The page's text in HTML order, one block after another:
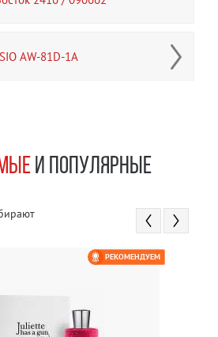
AW-81D-1A
И ПОПУЛЯРНЫЕ
РЕКОМЕНДУЕМ